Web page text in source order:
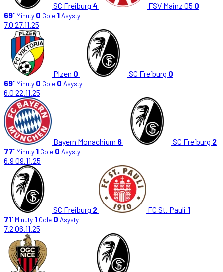
SC Freiburg 4 FSV Mainz 05 0
69' Minuty 0 Gole 1Asysty
7.0 27.11.25
Plzen 0 SC Freiburg 0
69' Minuty 0 Gole 0 Asysty
6.0 22.11.25
Bayern Monachium 6 SC Freiburg 2
77' Minuty 1 Gole 0 Asysty
6.9 09.11.25
SC Freiburg 2 FC St. Pauli 1
71' Minuty 1 Gole 0 Asysty
7.2 06.11.25